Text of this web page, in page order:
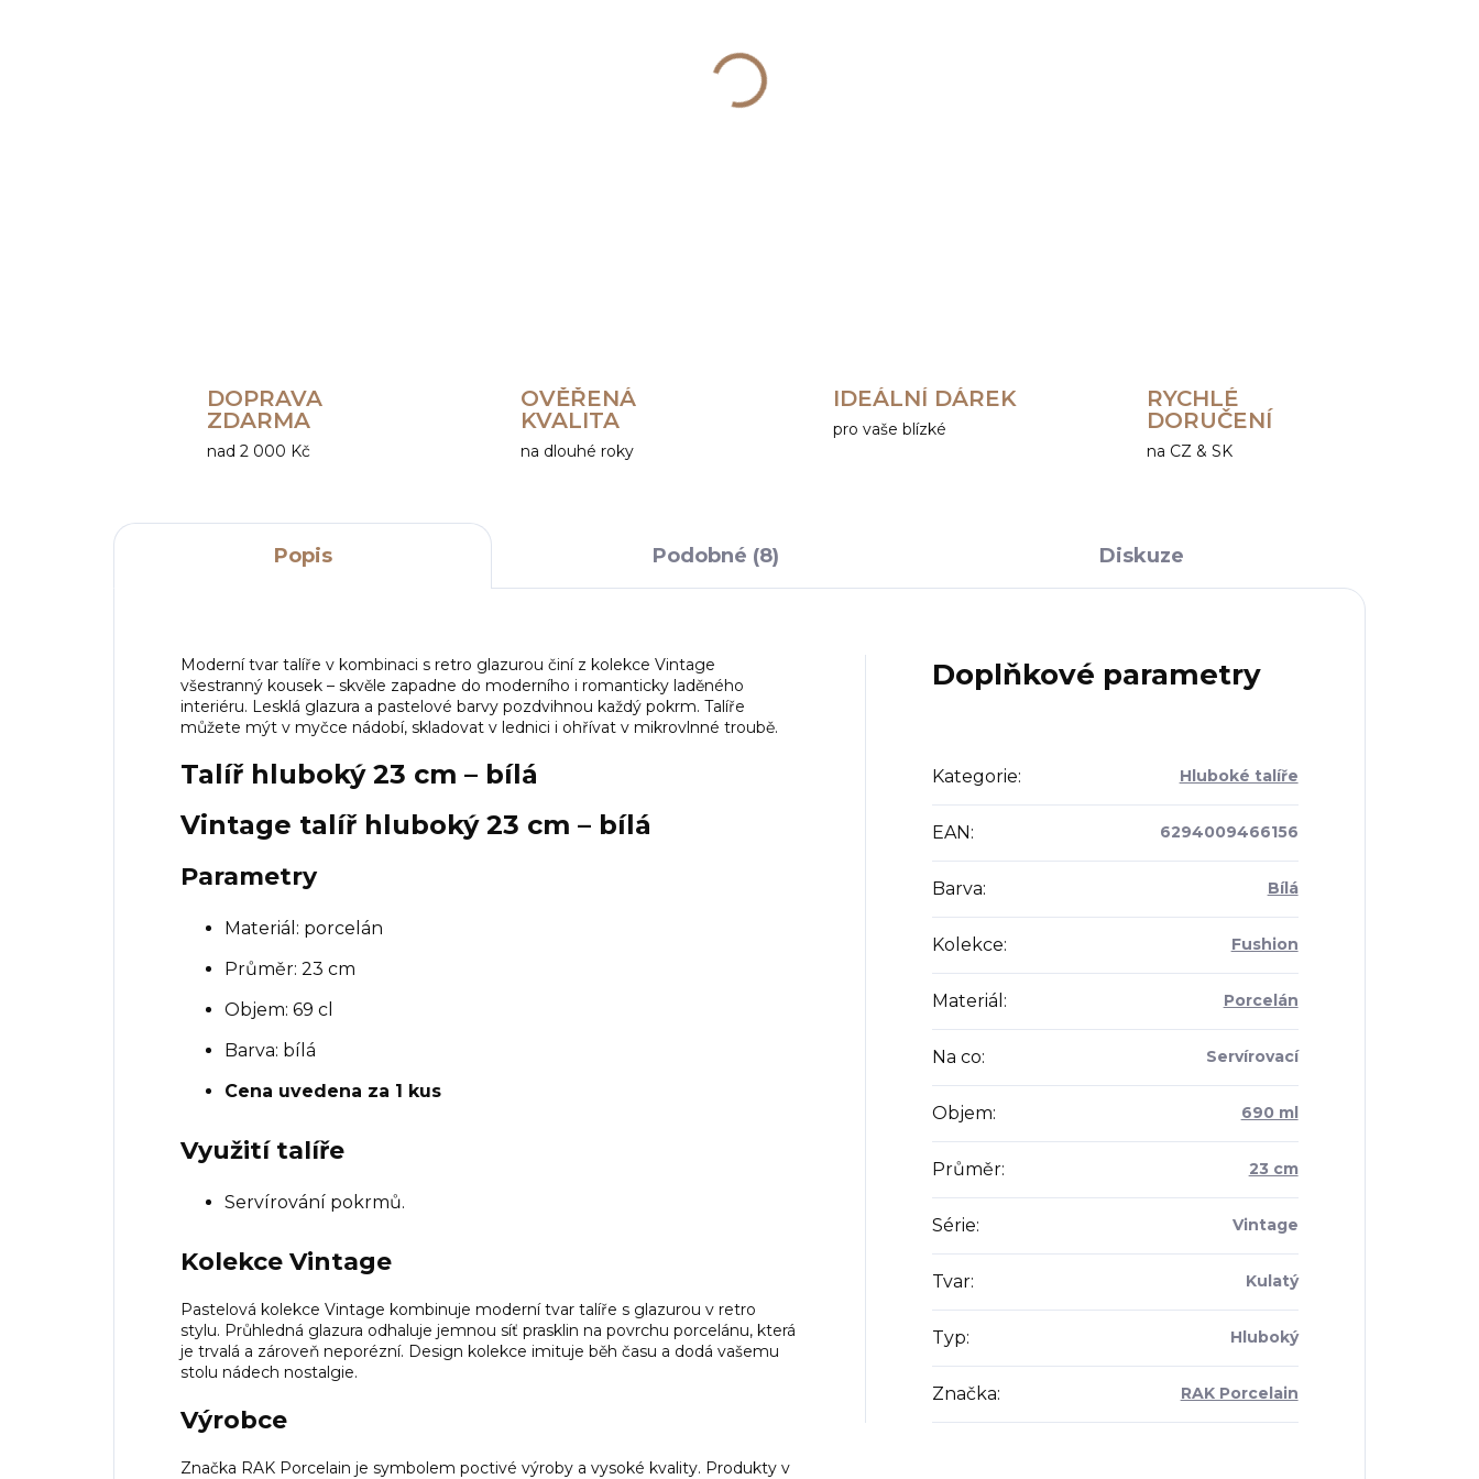
DOPRAVA
ZDARMA
nad 2 000 Kč
OVĚŘENÁ
KVALITA
na dlouhé roky
IDEÁLNÍ DÁREK
pro vaše blízké
RYCHLÉ
DORUČENÍ
na CZ & SK
Popis Podobné (8) Diskuze
Moderní tvar talíře v kombinaci s retro glazurou činí z kolekce Vintage
všestranný kousek – skvěle zapadne do moderního i romanticky laděného
interiéru. Lesklá glazura a pastelové barvy pozdvihnou každý pokrm. Talíře
můžete mýt v myčce nádobí, skladovat v lednici i ohřívat v mikrovlnné troubě.
Talíř hluboký 23 cm – bílá
Vintage talíř hluboký 23 cm – bílá
Parametry
Materiál: porcelán
Průměr: 23 cm
Objem: 69 cl
Barva: bílá
Cena uvedena za 1 kus
Využití talíře
Servírování pokrmů.
Kolekce Vintage
Pastelová kolekce Vintage kombinuje moderní tvar talíře s glazurou v retro
stylu. Průhledná glazura odhaluje jemnou síť prasklin na povrchu porcelánu, která
je trvalá a zároveň neporézní. Design kolekce imituje běh času a dodá vašemu
stolu nádech nostalgie.
Výrobce
Značka RAK Porcelain je symbolem poctivé výroby a vysoké kvality. Produkty v
Doplňkové parametry
Kategorie: Hluboké talíře
EAN : 6294009466156
Barva: Bílá
Kolekce: Fushion
Materiál : Porcelán
Na co: Servírovací
Objem: 690 ml
Průměr: 23 cm
Série: Vintage
Tvar: Kulatý
Typ: Hluboký
Značka: RAK Porcelain